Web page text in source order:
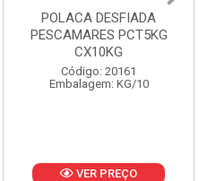
POLACA DESFIADA
PESCAMARES PCT5KG
CX10KG
Código: 20161
Embalagem: KG/10
VER PREÇO